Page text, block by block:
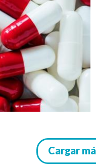
Cargar